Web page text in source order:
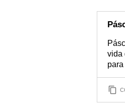
vida